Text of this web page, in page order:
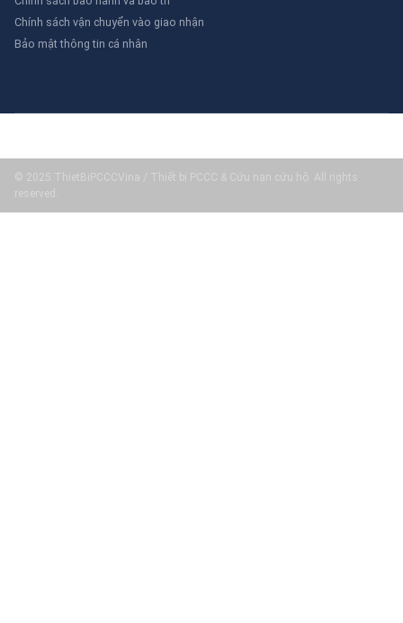
Chính sách vận chuyển vào giao nhận
Bảo mật thông tin cá nhân
© 2025 ThietBiPCCCVina / Thiết bị PCCC & Cứu nạn cứu hộ. All rights
reserved.